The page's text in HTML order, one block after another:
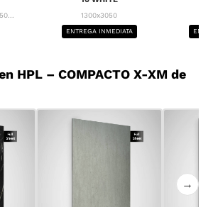
1300x3050
ENTREGA INMEDIATA
HPL – COMPACTO X-XM de
→